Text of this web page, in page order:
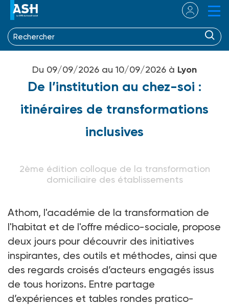
Du 09/09/2026 au 10/09/2026 à Lyon
De l’institution au chez-soi :
itinéraires de transformations
inclusives
2ème édition colloque de la transformation
domiciliaire des établissements
Athom, l'académie de la transformation de
l'habitat et de l'offre médico-sociale, propose
deux jours pour découvrir des initiatives
inspirantes, des outils et méthodes, ainsi que
des regards croisés d’acteurs engagés issus
de tous horizons. Entre partage
d’expériences et tables rondes pratico-